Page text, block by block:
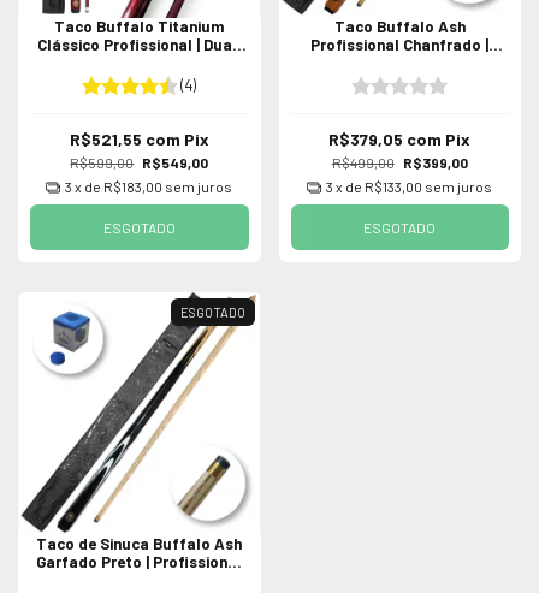
Taco Buffalo Titanium
Clássico Profissional | Duas
(4)
R$599,00 R$549,00
R$521,55 com Pix
3 x de R$183,00 sem juros
ESGOTADO
Taco Buffalo Ash
Profissional Chanfrado |
Bilhar
R$499,00 R$399,00
R$379,05 com Pix
3 x de R$133,00 sem juros
ESGOTADO
ESGOTADO
Taco de Sinuca Buffalo Ash
Garfado Preto | Profissional